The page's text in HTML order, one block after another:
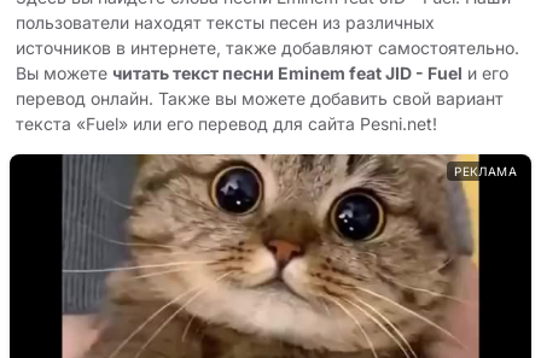
пользователи находят тексты песен из различных
источников в интернете, также добавляют самостоятельно.
Вы можете читать текст песни Eminem feat JID - Fuel и его
перевод онлайн. Также вы можете добавить свой вариант
текста «Fuel» или его перевод для сайта Pesni.net!
РЕКЛАМА